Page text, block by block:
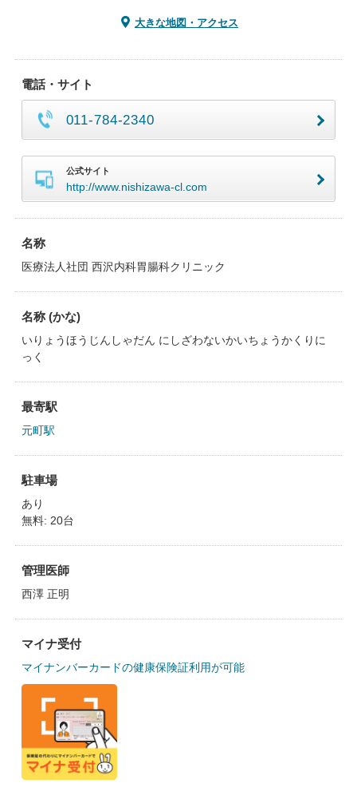
大きな地図・アクセス
電話・サイト
011-784-2340
公式サイト
http://www.nishizawa-cl.com
名称
医療法人社団 西沢内科胃腸科クリニック
名称 (かな)
いりょうほうじんしゃだん にしざわないかいちょうかくりに
っく
最寄駅
元町駅
駐車場
あり
無料: 20台
管理医師
西澤 正明
マイナ受付
マイナンバーカードの健康保険証利用が可能